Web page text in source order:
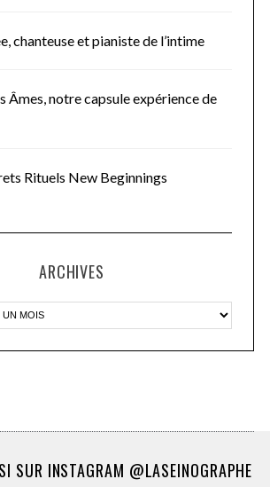
chanteuse et pianiste de l’intime
Âmes, notre capsule expérience de
Rituels New Beginnings
ARCHIVES
SUR INSTAGRAM @LASEINOGRAPHE